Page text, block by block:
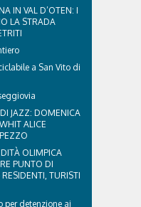
IN VAL D’OTEN: I
LA STRADA
a San Vito di
JAZZ: DOMENICA
ALICE
OLIMPICA
PUNTO DI
TURISTI
per detenzione ai